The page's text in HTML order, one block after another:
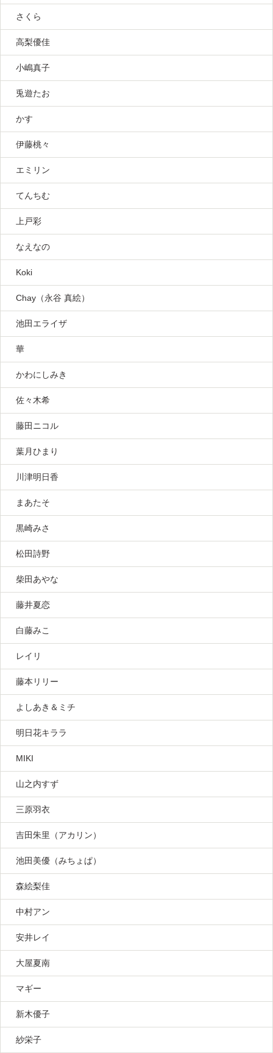
さくら
高梨優佳
小嶋真子
兎遊たお
かす
伊藤桃々
エミリン
てんちむ
上戸彩
なえなの
Koki
Chay（永谷 真絵）
池田エライザ
華
かわにしみき
佐々木希
藤田ニコル
葉月ひまり
川津明日香
まあたそ
黒崎みさ
松田詩野
柴田あやな
藤井夏恋
白藤みこ
レイリ
藤本リリー
よしあき＆ミチ
明日花キララ
MIKI
山之内すず
三原羽衣
吉田朱里（アカリン）
池田美優（みちょぱ）
森絵梨佳
中村アン
安井レイ
大屋夏南
マギー
新木優子
紗栄子